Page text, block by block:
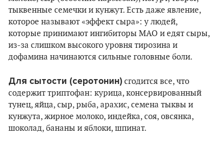
тыквенные семечки и кунжут. Есть даже явление,
которое называют «эффект сыра»: у людей,
которые принимают ингибиторы МАО и едят сыры,
из-за слишком высокого уровня тирозина и
дофамина начинаются сильные головные боли.
Для сытости (серотонин) сгодится все, что
содержит триптофан: курица, консервированный
тунец, яйца, сыр, рыба, арахис, семена тыквы и
кунжута, жирное молоко, индейка, соя, овсянка,
шоколад, бананы и яблоки, шпинат.